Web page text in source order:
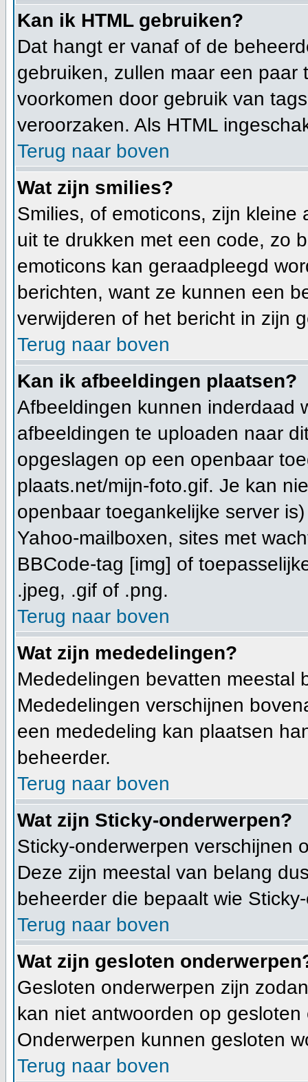
Kan ik HTML gebruiken?
Dat hangt er vanaf of de
gebruiken, zullen maar een
voorkomen door gebruik van
veroorzaken. Als HTML
Terug naar boven
Wat zijn smilies?
Smilies, of emoticons, zijn
uit te drukken met een code, zo
emoticons kan geraadpleegd
berichten, want ze kunnen een
verwijderen of het bericht in zijn
Terug naar boven
Kan ik afbeeldingen plaatsen?
Afbeeldingen kunnen inderdaad
afbeeldingen te uploaden naar
opgeslagen op een openbaar
plaats.net/mijn-foto.gif. Je kan
openbaar toegankelijke server
Yahoo-mailboxen, sites met
BBCode-tag [img] of
.jpeg, .gif of .png.
Terug naar boven
Wat zijn mededelingen?
Mededelingen bevatten meestal
Mededelingen verschijnen
een mededeling kan plaatsen
beheerder.
Terug naar boven
Wat zijn Sticky-onderwerpen?
Sticky-onderwerpen verschijnen
Deze zijn meestal van belang
beheerder die bepaalt wie
Terug naar boven
Wat zijn gesloten
Gesloten onderwerpen zijn
kan niet antwoorden op
Onderwerpen kunnen gesloten
Terug naar boven